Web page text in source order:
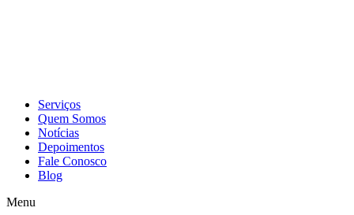
Serviços
Quem Somos
Notícias
Depoimentos
Fale Conosco
Blog
Menu